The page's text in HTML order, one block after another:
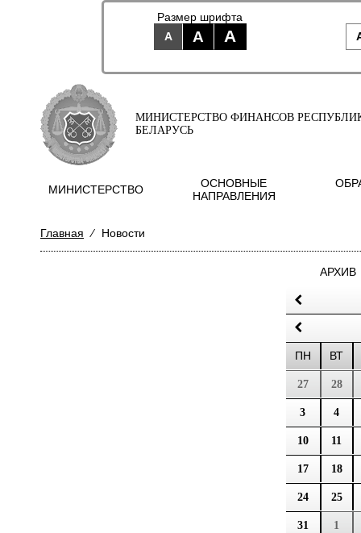
Размер шрифта
A
A A
МИНИСТЕРСТВО ФИНАНСОВ
БЕЛАРУСЬ
МИНИСТЕРСТВО
ОСНОВНЫЕ
НАПРАВЛЕНИЯ
Главная ⁄ Новости
АРХИВ
ПН ВТ
27 28
3 4
10 11
17 18
24 25
31 1